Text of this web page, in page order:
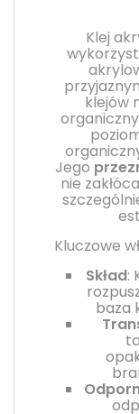
Klej
klejów
Jego
nie
Kluczowe
Skład:
baza